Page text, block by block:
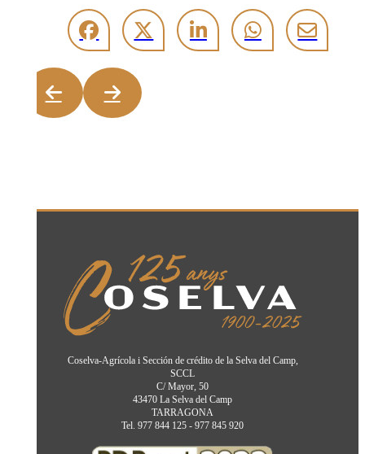
Coselva-Agrícola i Sección de crédito de la Selva del Camp,
SCCL
C/ Mayor, 50
43470 La Selva del Camp
TARRAGONA
Tel. 977 844 125 - 977 845 920